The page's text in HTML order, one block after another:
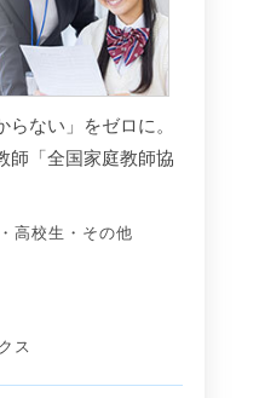
ない」をゼロに。
師「全国家庭教師協
・ 高校生 ・ その他
ス